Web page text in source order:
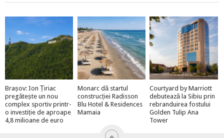
Brașov: Ion Țiriac
pregătește un nou
complex sportiv printr-
o investiție de aproape
4,8 milioane de euro
Monarc dă startul
construcției Radisson
Blu Hotel & Residences
Mamaia
Courtyard by Marriott
debutează la Sibiu prin
rebranduirea fostului
Golden Tulip Ana
Tower